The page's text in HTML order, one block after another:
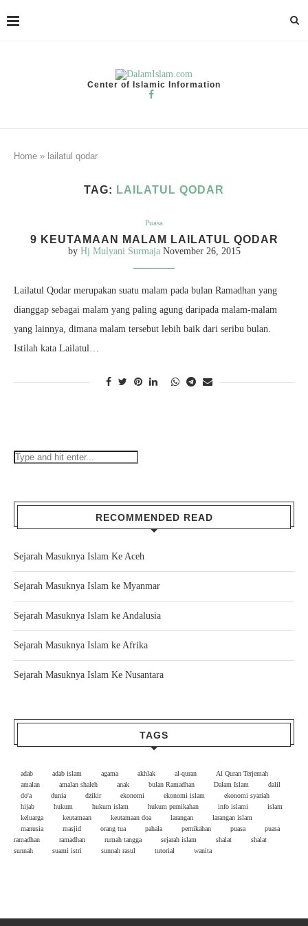
Center of Islamic Information
Home » lailatul qodar
TAG: LAILATUL QODAR
Puasa
9 KEUTAMAAN MALAM LAILATUL QODAR
by Hj Mulyani Surmaja November 26, 2015
Lailatul Qodar merupakan suatu malam pada bulan Ramadhan yang
dianggap sebagai malam yang paling agung daripada malam-malam
yang lainnya, dimana malam tersebut lebih baik dari seribu bulan.
Istilah kata Lailatul…
RECOMMENDED READ
Sejarah Masuknya Islam Ke Aceh
Sejarah Masuknya Islam ke Myanmar
Sejarah Masuknya Islam ke Andalusia
Sejarah Masuknya Islam ke Afrika
Sejarah Masuknya Islam Ke Nusantara
TAGS
adab adab islam agama akhlak al-quran
Al Quran Terjemah
amalan
amalan shaleh anak bulan Ramadhan Dalam Islam
dalil
do'a
dunia dzikir ekonomi ekonomi islam
ekonomi syariah
hijab
hukum hukum islam hukum pernikahan info islami
islam
keluarga
keutamaan keutamaan doa larangan
larangan islam
manusia
masjid orang tua pahala pernikahan puasa
puasa
ramadhan
ramadhan rumah tangga sejarah islam shalat
shalat
sunnah
suami istri sunnah rasul tutorial wanita